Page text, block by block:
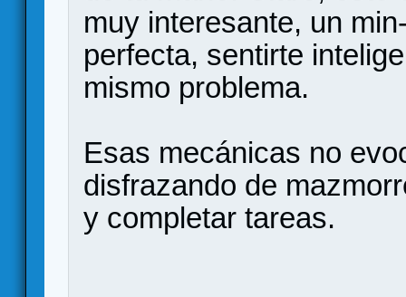
muy interesante, un
perfecta, sentirte
mismo problema.
Esas mecánicas no
disfrazando de
y completar tareas.